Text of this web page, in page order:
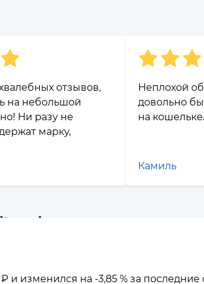
отзывов,
на небольшой
Ни разу не
марку,
Неплохой
довольно
на
Камиль
и изменился на -3,85 % за